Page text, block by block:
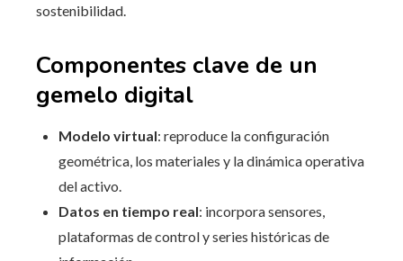
sostenibilidad.
Componentes clave de un
gemelo digital
Modelo virtual: reproduce la configuración
geométrica, los materiales y la dinámica operativa
del activo.
Datos en tiempo real: incorpora sensores,
plataformas de control y series históricas de